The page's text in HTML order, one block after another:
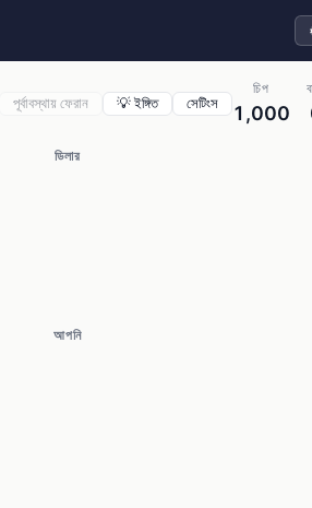
থিম
পূর্বাবস্থায় ফেরান 💡 ইঙ্গিত সেটিংস
চিপ
1,000
ডিলার
আপনি